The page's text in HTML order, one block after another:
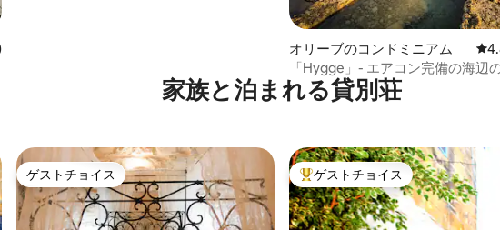
件、5つ星中4.76つ星の平均評価 オリーブのコンドミニアム レ
「Hygge」- エアコン完備の海辺
屋、子ども連れに最適
家族と泊まれる貸別荘
ゲストチョイス
ゲストチョイス 大好評のゲストチョイスです。
ゲストチョイス